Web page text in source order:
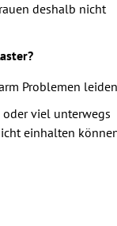
deshalb nicht
Problemen
viel unterwegs
einhalten